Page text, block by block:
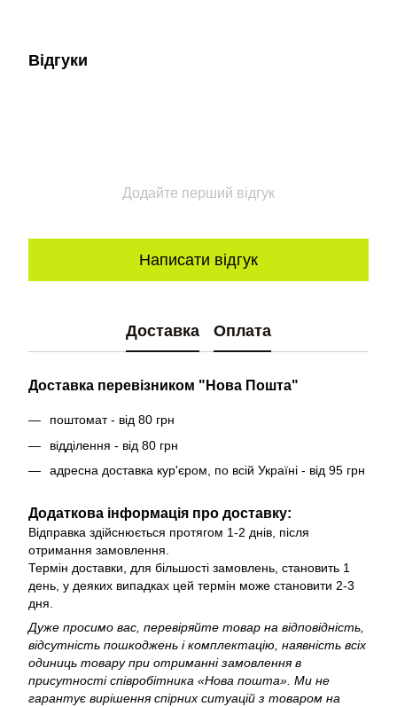
Відгуки
Додайте перший відгук
Написати відгук
Доставка Оплата
Доставка перевізником "Нова Пошта"
поштомат - від 80 грн
відділення - від 80 грн
адресна доставка кур'єром, по всій Україні - від 95 грн
Додаткова інформація про доставку:
Відправка здійснюється протягом 1-2 днів, після
отримання замовлення.
Термін доставки, для більшості замовлень, становить 1
день, у деяких випадках цей термін може становити 2-3
дня.
Дуже просимо вас, перевіряйте товар на відповідність,
відсутність пошкоджень і комплектацію, наявність всіх
одиниць товару при отриманні замовлення в
присутності співробітника «Нова пошта». Ми не
гарантує вирішення спірних ситуацій з товаром на